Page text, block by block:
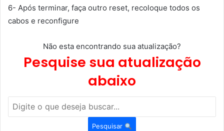
6- Após terminar, faça outro reset, recoloque todos os
cabos e reconfigure
Não esta encontrando sua atualização?
Pesquise sua atualização
abaixo
Pesquisar